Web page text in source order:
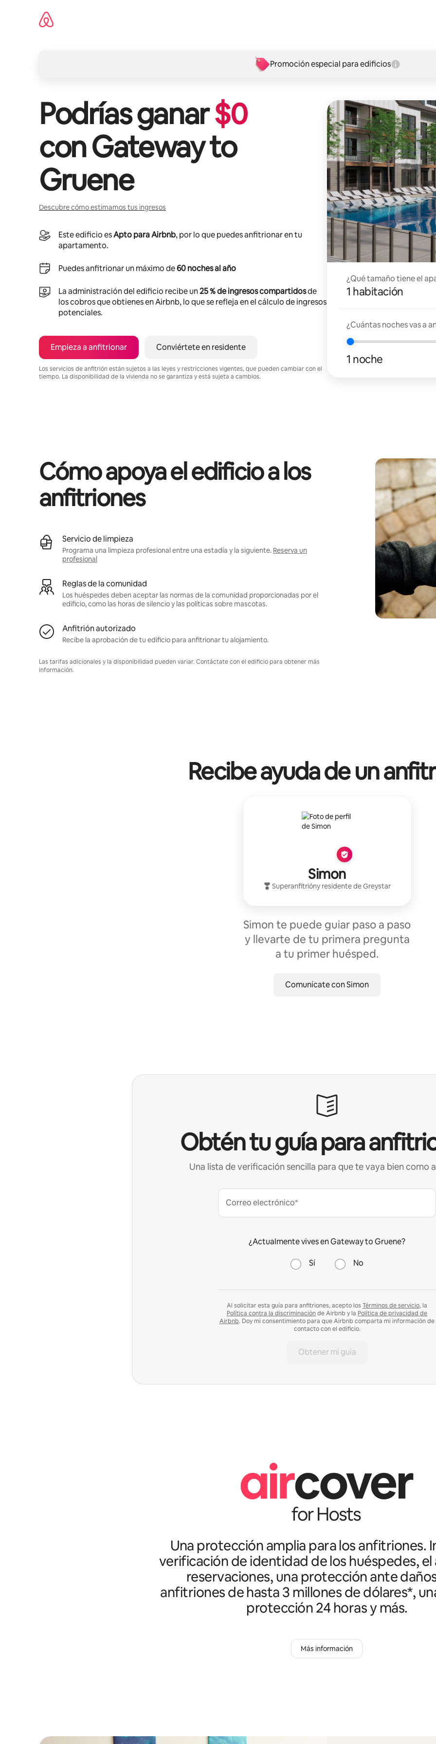
Promoción especial para edificios
Podrías ganar$0
conGateway to
Gruene
Descubre cómo estimamos tus ingresos
Este edificio esApto para Airbnb, por lo que puedes anfitrionar en tu
apartamento.
Puedes anfitrionar un máximo de60 noches al año
La administración del edificio recibe un25 % de ingresos compartidosde
los cobros que obtienes en Airbnb, lo que se refleja en el cálculo de ingresos
potenciales.
Empieza a anfitrionar Conviértete en residente
Los servicios de anfitrión están sujetos a las leyes y restricciones vigentes, que pueden cambiar con el
tiempo. La disponibilidad de la vivienda no se garantiza y está sujeta a cambios.
¿Qué tamaño tiene el
1 habitación
¿Cuántas noches vas a
1 noche
Cómo apoya el edificio a los
anfitriones
Servicio de limpieza
Programa una limpieza profesional entre una estadía y la siguiente. Reserva un
profesional
Reglas de la comunidad
Los huéspedes deben aceptar las normas de la comunidad proporcionadas por el
edificio, como las horas de silencio y las políticas sobre mascotas.
Anfitrión autorizado
Recibe la aprobación de tu edificio para anfitrionar tu alojamiento.
Las tarifas adicionales y la disponibilidad pueden variar. Contáctate con el edificio para obtener más
información.
Recibe ayuda de un
Simon
Superanfitrióny residente deGreystar
Simon te puede guiar paso a paso
y llevarte de tu primera pregunta
a tu primer huésped.
Comunícate con Simon
Obtén tu guía para
Una lista de verificación sencilla para que te vaya bien como
Correo electrónico*
¿Actualmente vives en Gateway to Gruene?
Sí No
Al solicitar esta guía para anfitriones, acepto los Términos de servicio, la
Política contra la discriminación de Airbnb y la Política de privacidad de
Airbnb. Doy mi consentimiento para que Airbnb comparta mi información de
contacto con el edificio.
Obtener mi guía
Una protección amplia para los anfitriones.
verificación de identidad de los huéspedes, el
reservaciones, una protección ante
anfitriones de hasta 3 millones de dólares*,
protección 24 horas y más.
Más información